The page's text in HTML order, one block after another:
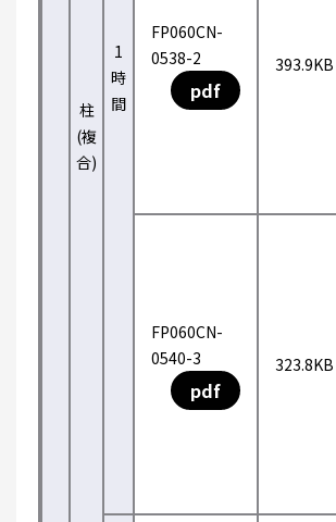
柱
(複
合)
1
時
間
FP060CN-
0538-2
pdf
393.9KB
FP060CN-
0540-3
pdf
323.8KB